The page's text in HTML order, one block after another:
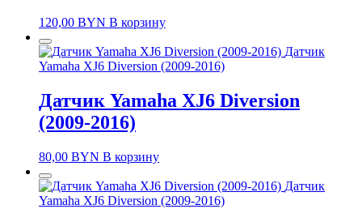
120,00 BYN В корзину
Датчик
Yamaha XJ6 Diversion (2009-2016)
Датчик Yamaha XJ6 Diversion
(2009-2016)
80,00 BYN В корзину
Датчик
Yamaha XJ6 Diversion (2009-2016)